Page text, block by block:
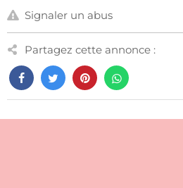
Signaler un abus
Partagez cette annonce :